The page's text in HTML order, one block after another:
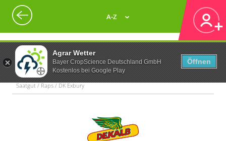
Agrar Wetter
Bayer CropScience Deutschland GmbH
Kostenlos bei Google Play
Öffnen
A-Z
Saatgut / Raps / DK Exbury